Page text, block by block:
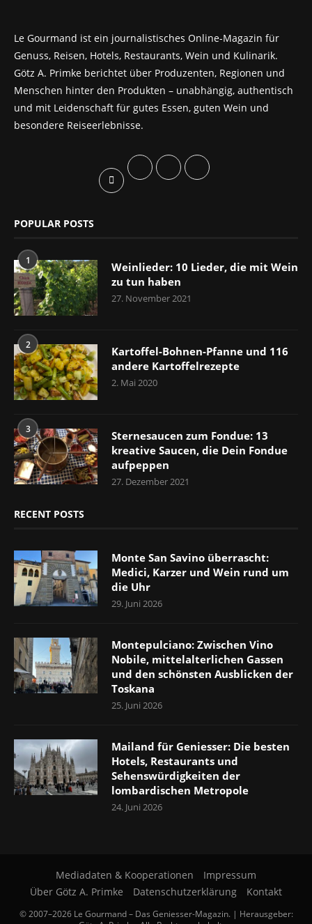
Le Gourmand ist ein journalistisches Online-Magazin für
Genuss, Reisen, Hotels, Restaurants, Wein und Kulinarik.
Götz A. Primke berichtet über Produzenten, Regionen und
Menschen hinter den Produkten – unabhängig, authentisch
und mit Leidenschaft für gutes Essen, guten Wein und
besondere Reiseerlebnisse.
POPULAR POSTS
1
Weinlieder: 10 Lieder, die mit Wein
zu tun haben
27. November 2021
2
Kartoffel-Bohnen-Pfanne und 116
andere Kartoffelrezepte
2. Mai 2020
3
Sternesaucen zum Fondue: 13
kreative Saucen, die Dein Fondue
aufpeppen
27. Dezember 2021
RECENT POSTS
Monte San Savino überrascht:
Medici, Karzer und Wein rund um
die Uhr
29. Juni 2026
Montepulciano: Zwischen Vino
Nobile, mittelalterlichen Gassen
und den schönsten Ausblicken der
Toskana
25. Juni 2026
Mailand für Geniesser: Die besten
Hotels, Restaurants und
Sehenswürdigkeiten der
lombardischen Metropole
24. Juni 2026
Mediadaten & Kooperationen
Impressum
Über Götz A. Primke
Datenschutzerklärung Kontakt
© 2007–2026 Le Gourmand – Das Geniesser-Magazin. | Herausgeber: